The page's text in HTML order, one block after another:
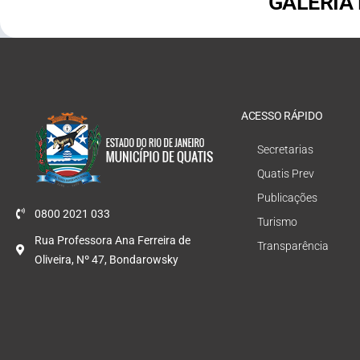
0800 2021 033
Rua Professora Ana Ferreira de
Oliveira, Nº 47, Bondarowsky
ACESSO RÁPIDO
Secretarias
Quatis Prev
Publicações
Turismo
Transparência